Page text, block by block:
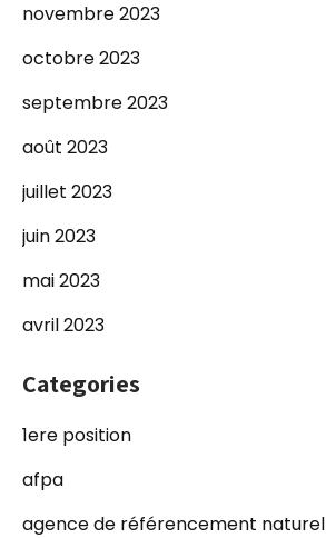
novembre 2023
octobre 2023
septembre 2023
août 2023
juillet 2023
juin 2023
mai 2023
avril 2023
Categories
1ere position
afpa
agence de référencement naturel